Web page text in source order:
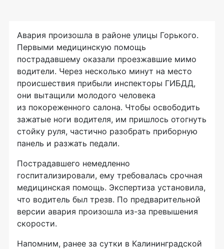
Авария произошла в районе улицы Горького.
Первыми медицинскую помощь
пострадавшему оказали проезжавшие мимо
водители. Через несколько минут на место
происшествия прибыли инспекторы ГИБДД,
они вытащили молодого человека
из покореженного салона. Чтобы освободить
зажатые ноги водителя, им пришлось отогнуть
стойку руля, частично разобрать приборную
панель и разжать педали.
Пострадавшего немедленно
госпитализировали, ему требовалась срочная
медицинская помощь. Экспертиза установила,
что водитель был трезв. По предварительной
версии авария произошла из-за превышения
скорости.
Напомним, ранее за сутки в Калининградской